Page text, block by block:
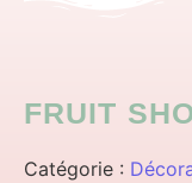
FRUIT
Catégorie :